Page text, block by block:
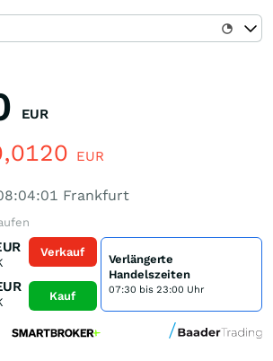
EUR
EUR
Frankfurt
Verkauf
Kauf
Verlängerte
Handelszeiten
07:30 bis 23:00 Uhr